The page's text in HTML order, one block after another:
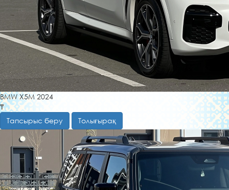
BMW X5M 2024
₸
Тапсырыс беру
Толығырақ